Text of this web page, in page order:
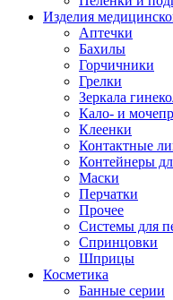
Изделия
Аптечки
Бахилы
Горчичники
Грелки
Зеркала
Кало- и
Клеенки
Контактные
Контейнеры
Маски
Перчатки
Прочее
Системы для
Спринцовки
Шприцы
Косметика
Банные серии